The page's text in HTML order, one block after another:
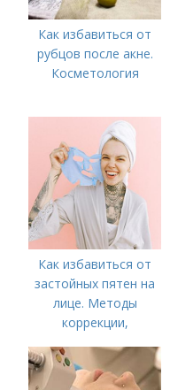
Как избавиться от
рубцов после акне.
Косметология
Как избавиться от
застойных пятен на
лице. Методы
коррекции,
акне и удаления
рубцов и шрамов